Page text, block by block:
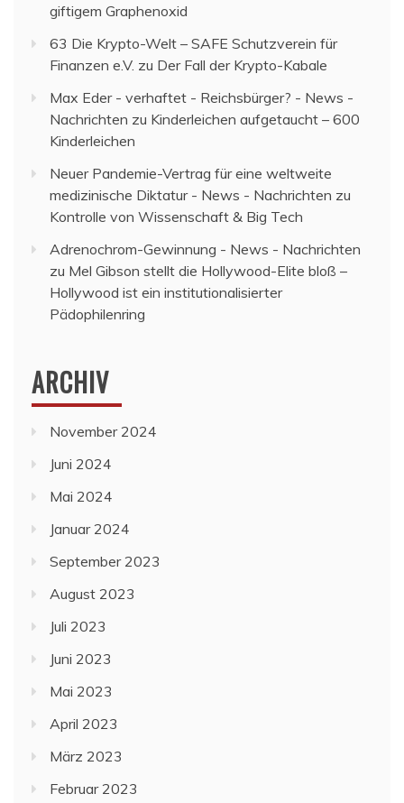
giftigem Graphenoxid
63 Die Krypto-Welt – SAFE Schutzverein für
Finanzen e.V. zu Der Fall der Krypto-Kabale
Max Eder - verhaftet - Reichsbürger? - News -
Nachrichten zu Kinderleichen aufgetaucht – 600
Kinderleichen
Neuer Pandemie-Vertrag für eine weltweite
medizinische Diktatur - News - Nachrichten zu
Kontrolle von Wissenschaft & Big Tech
Adrenochrom-Gewinnung - News - Nachrichten
zu Mel Gibson stellt die Hollywood-Elite bloß –
Hollywood ist ein institutionalisierter
Pädophilenring
ARCHIV
November 2024
Juni 2024
Mai 2024
Januar 2024
September 2023
August 2023
Juli 2023
Juni 2023
Mai 2023
April 2023
März 2023
Februar 2023